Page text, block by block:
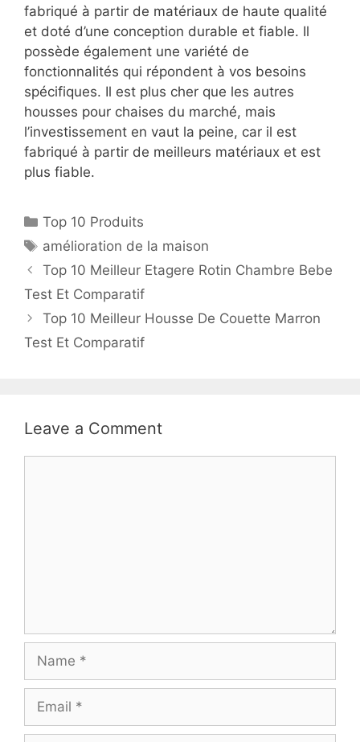
fabriqué à partir de matériaux de haute qualité
et doté d’une conception durable et fiable. Il
possède également une variété de
fonctionnalités qui répondent à vos besoins
spécifiques. Il est plus cher que les autres
housses pour chaises du marché, mais
l’investissement en vaut la peine, car il est
fabriqué à partir de meilleurs matériaux et est
plus fiable.
Top 10 Produits
amélioration de la maison
Top 10 Meilleur Etagere Rotin Chambre Bebe
Test Et Comparatif
Top 10 Meilleur Housse De Couette Marron
Test Et Comparatif
Leave a Comment